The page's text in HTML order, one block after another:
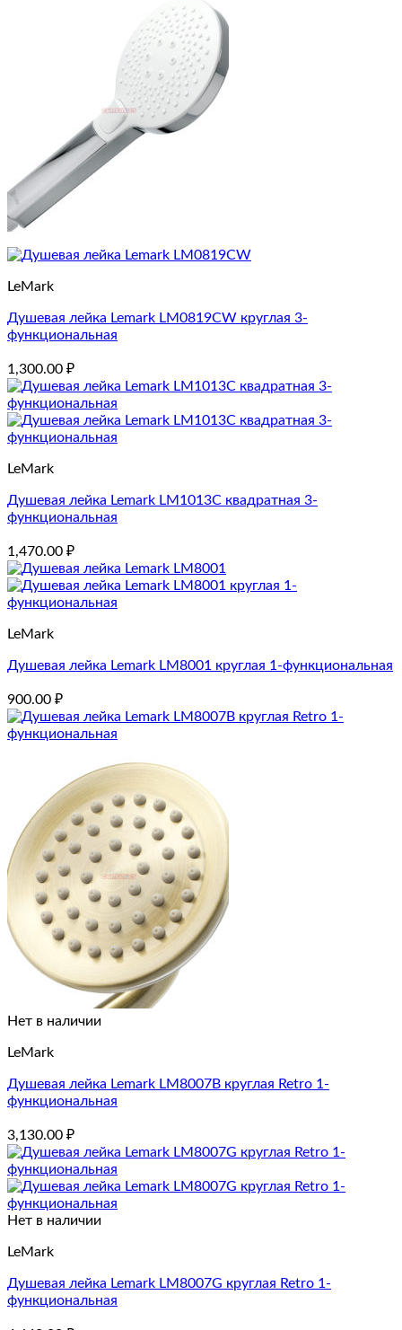
LeMark
Душевая лейка Lemark LM0819CW ​круглая 3-
функциональная
1,300.00 ₽
LeMark
Душевая лейка Lemark LM1013C квадратная 3-
функциональная
1,470.00 ₽
LeMark
Душевая лейка Lemark LM8001 круглая 1-функциональная
900.00 ₽
Нет в наличии
LeMark
Душевая лейка Lemark LM8007B круглая Retro 1-
функциональная
3,130.00 ₽
Нет в наличии
LeMark
Душевая лейка Lemark LM8007G круглая Retro 1-
функциональная